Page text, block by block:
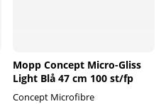
Mopp Concept Micro-Gliss
Light Blå 47 cm 100 st/fp
Concept Microfibre